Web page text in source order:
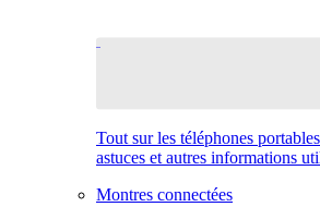
Tout sur les téléphones
astuces et autres informations
Montres connectées